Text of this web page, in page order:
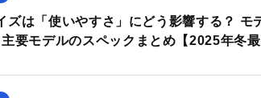
ズは「使いやすさ」にどう影響する？ モ
主要モデルのスペックまとめ【2025年冬最